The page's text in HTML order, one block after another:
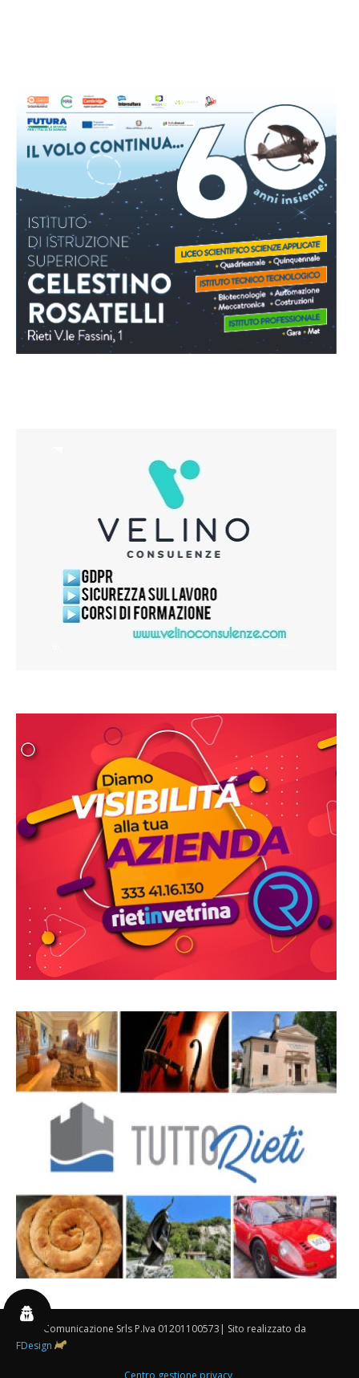
By 3P Comunicazione Srls P.Iva 01201100573| Sito realizzato da
FDesign
Centro gestione privacy